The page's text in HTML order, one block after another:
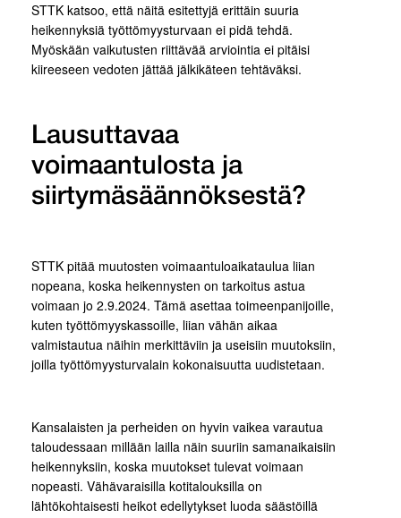
STTK katsoo, että näitä esitettyjä erittäin suuria
heikennyksiä työttömyysturvaan ei pidä tehdä.
Myöskään vaikutusten riittävää arviointia ei pitäisi
kiireeseen vedoten jättää jälkikäteen tehtäväksi.
Lausuttavaa
voimaantulosta ja
siirtymäsäännöksestä?
STTK pitää muutosten voimaantuloaikataulua liian
nopeana, koska heikennysten on tarkoitus astua
voimaan jo 2.9.2024. Tämä asettaa toimeenpanijoille,
kuten työttömyyskassoille, liian vähän aikaa
valmistautua näihin merkittäviin ja useisiin muutoksiin,
joilla työttömyysturvalain kokonaisuutta uudistetaan.
Kansalaisten ja perheiden on hyvin vaikea varautua
taloudessaan millään lailla näin suuriin samanaikaisiin
heikennyksiin, koska muutokset tulevat voimaan
nopeasti. Vähävaraisilla kotitalouksilla on
lähtökohtaisesti heikot edellytykset luoda säästöillä